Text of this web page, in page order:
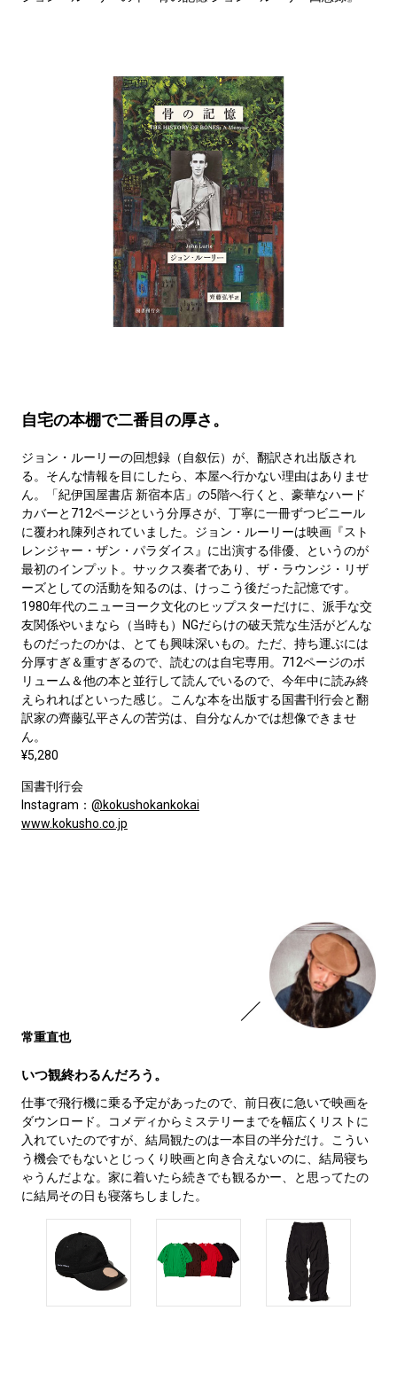
自宅の本棚で二番目の厚さ。
ジョン・ルーリーの回想録（自叙伝）が、翻訳され出版され
る。そんな情報を目にしたら、本屋へ行かない理由はありませ
ん。「紀伊国屋書店 新宿本店」の5階へ行くと、豪華なハード
カバーと712ページという分厚さが、丁寧に一冊ずつビニール
に覆われ陳列されていました。ジョン・ルーリーは映画『スト
レンジャー・ザン・パラダイス』に出演する俳優、というのが
最初のインプット。サックス奏者であり、ザ・ラウンジ・リザ
ーズとしての活動を知るのは、けっこう後だった記憶です。
1980年代のニューヨーク文化のヒップスターだけに、派手な交
友関係やいまなら（当時も）NGだらけの破天荒な生活がどんな
ものだったのかは、とても興味深いもの。ただ、持ち運ぶには
分厚すぎ＆重すぎるので、読むのは自宅専用。712ページのボ
リューム＆他の本と並行して読んでいるので、今年中に読み終
えられればといった感じ。こんな本を出版する国書刊行会と翻
訳家の齊藤弘平さんの苦労は、自分なんかでは想像できませ
ん。
¥5,280
国書刊行会
Instagram： @kokushokankokai
www.kokusho.co.jp
常重直也
いつ観終わるんだろう。
仕事で飛行機に乗る予定があったので、前日夜に急いで映画を
ダウンロード。コメディからミステリーまでを幅広くリストに
入れていたのですが、結局観たのは一本目の半分だけ。こうい
う機会でもないとじっくり映画と向き合えないのに、結局寝ち
ゃうんだよな。家に着いたら続きでも観るかー、と思ってたの
に結局その日も寝落ちしました。